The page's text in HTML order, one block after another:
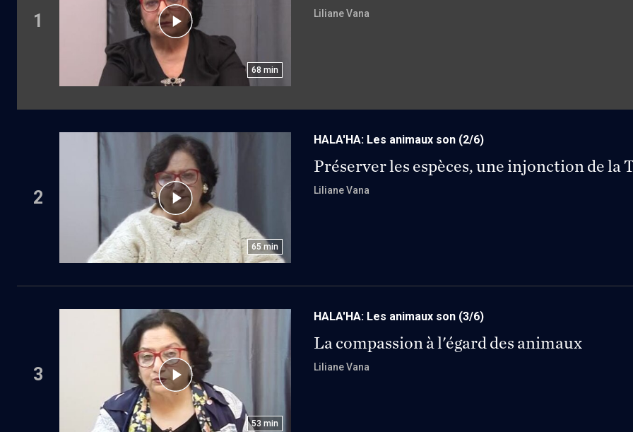
1
68 min
Liliane Vana
2
65 min
HALA'HA: Les animaux son (2/6)
Préserver les espèces, une injonction de la
Liliane Vana
3
53 min
HALA'HA: Les animaux son (3/6)
La compassion à l'égard des animaux
Liliane Vana